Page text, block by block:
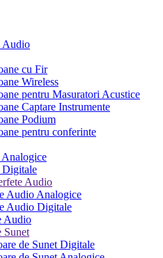
Audio
cu Fir
Wireless
pentru Masuratori Acustice
Captare Instrumente
Podium
pentru conferinte
Audio
Audio Analogice
Audio Digitale
Audio
Sunet
de Sunet Digitale